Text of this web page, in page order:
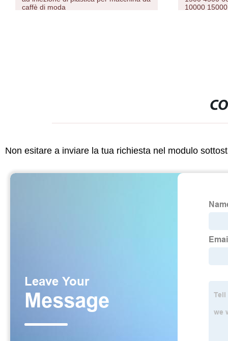
10000 15000 monouso e sigaretta
grammi
Non esitare a inviare la tua richiesta nel modulo